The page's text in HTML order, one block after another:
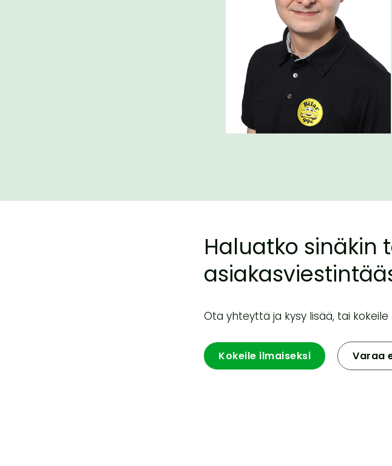
Haluatko sinäkin
Ota yhteyttä ja kysy lisää, tai kokeile
Kokeile ilmaiseksi Varaa